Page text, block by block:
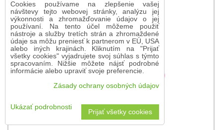
Cookies používame na zlepšenie vašej
návštevy tejto webovej stránky, analýzu jej
výkonnosti a zhromažďovanie údajov o jej
používaní. Na tento účel môžeme použiť
nástroje a služby tretích strán a zhromaždené
údaje sa môžu preniesť k partnerom v EÚ, USA
alebo iných krajinách. Kliknutím na "Prijať
všetky cookies" vyjadrujete svoj súhlas s týmto
spracovaním. Nižšie môžete nájsť podrobné
informácie alebo upraviť svoje preferencie.
Zásady ochrany osobných údajov
Ukázať podrobnosti
Prijať všetky cookies